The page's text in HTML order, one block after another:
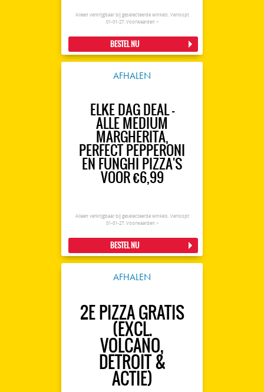
Alleen verkrijgbaar bij geselecteerde winkels. Verloopt
01-01-27. Voorwaarden >
BESTEL NU
AFHALEN
ELKE DAG DEAL -
ALLE MEDIUM
MARGHERITA,
PERFECT PEPPERONI
EN FUNGHI PIZZA'S
VOOR €6,99
Alleen verkrijgbaar bij geselecteerde winkels. Verloopt
01-01-27. Voorwaarden >
BESTEL NU
AFHALEN
2E PIZZA GRATIS
(EXCL.
VOLCANO,
DETROIT &
ACTIE)